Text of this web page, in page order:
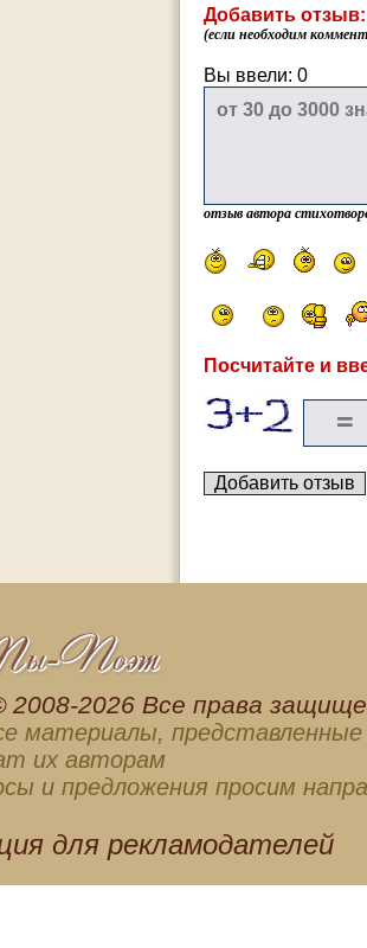
Добавить отзыв:
(если необходим
Вы ввели: 0
отзыв автора
Посчитайте и
2008-2026 Все права
материалы, представленные
их авторам
и предложения просим
для рекламодателей